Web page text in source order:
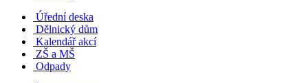
Úřední deska
Dělnický dům
Kalendář akcí
ZŠ a MŠ
Odpady